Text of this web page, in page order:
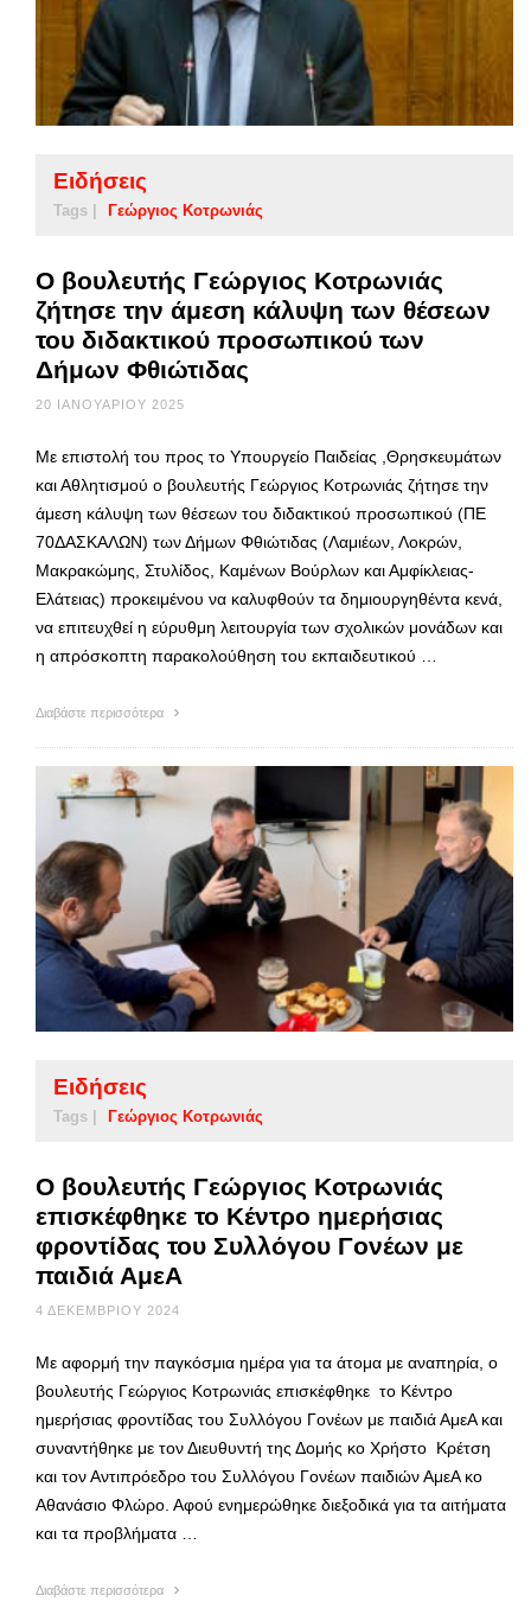
Ειδήσεις
Tags | Γεώργιος Κοτρωνιάς
Ο βουλευτής Γεώργιος Κοτρωνιάς
ζήτησε την άμεση κάλυψη των θέσεων
του διδακτικού προσωπικού των
Δήμων Φθιώτιδας
20 ΙΑΝΟΥΑΡΊΟΥ 2025
Με επιστολή του προς το Υπουργείο Παιδείας ,Θρησκευμάτων
και Αθλητισμού ο βουλευτής Γεώργιος Κοτρωνιάς ζήτησε την
άμεση κάλυψη των θέσεων του διδακτικού προσωπικού (ΠΕ
70ΔΑΣΚΑΛΩΝ) των Δήμων Φθιώτιδας (Λαμιέων, Λοκρών,
Μακρακώμης, Στυλίδος, Καμένων Βούρλων και Αμφίκλειας-
Ελάτειας) προκειμένου να καλυφθούν τα δημιουργηθέντα κενά,
να επιτευχθεί η εύρυθμη λειτουργία των σχολικών μονάδων και
η απρόσκοπτη παρακολούθηση του εκπαιδευτικού …
Διαβάστε περισσότερα
Ειδήσεις
Tags | Γεώργιος Κοτρωνιάς
Ο βουλευτής Γεώργιος Κοτρωνιάς
επισκέφθηκε το Κέντρο ημερήσιας
φροντίδας του Συλλόγου Γονέων με
παιδιά ΑμεΑ
4 ΔΕΚΕΜΒΡΊΟΥ 2024
Με αφορμή την παγκόσμια ημέρα για τα άτομα με αναπηρία, ο
βουλευτής Γεώργιος Κοτρωνιάς επισκέφθηκε το Κέντρο
ημερήσιας φροντίδας του Συλλόγου Γονέων με παιδιά ΑμεΑ και
συναντήθηκε με τον Διευθυντή της Δομής κο Χρήστο Κρέτση
και τον Αντιπρόεδρο του Συλλόγου Γονέων παιδιών ΑμεΑ κο
Αθανάσιο Φλώρο. Αφού ενημερώθηκε διεξοδικά για τα αιτήματα
και τα προβλήματα …
Διαβάστε περισσότερα